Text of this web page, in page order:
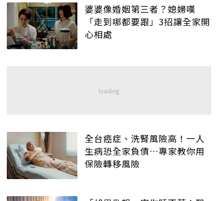
婆婆像婚姻第三者？媳婦嘆
「走到哪都要跟」3招讓全家開
心相處
全台癌症、洗腎風險高！一人
生病恐全家負債…專家教你用
保險轉移風險